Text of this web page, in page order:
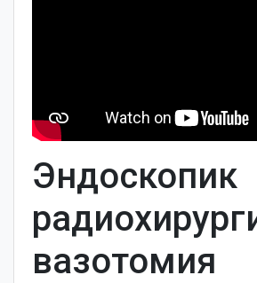
Эндоскопик
вазотомия